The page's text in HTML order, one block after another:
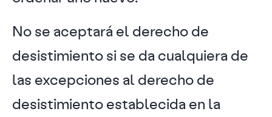
No se aceptará el derecho de
desistimiento si se da cualquiera de
las excepciones al derecho de
desistimiento establecida en la